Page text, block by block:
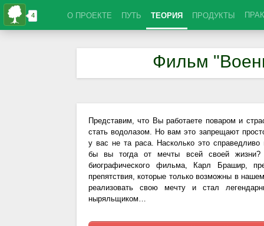
О ПРОЕКТЕ ПУТЬ ТЕОРИЯ ПРОДУКТЫ
Фильм
Представим, что Вы работаете поваром и
стать водолазом. Но вам это запрещают
у вас не та раса. Насколько это справедливо
бы вы тогда от мечты всей своей жизни?
биографического фильма, Карл Брашир,
препятствия, которые только возможны в
реализовать свою мечту и стал
ныряльщиком…